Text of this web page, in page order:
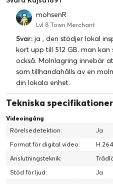
mohsenR
Lvl 8 Town Merchant
Svar: ja , den stödjer lokal
kort upp till 512 GB. man
också. Molnlagring innebär
som tillhandahålls av en
din lokala enhet.
Tekniska specifikationer
Videoingång
Rörelsedetektion:
Ja
Format för digital video:
H.264
Anslutningsteknik:
Stöd för ljud:
Ja